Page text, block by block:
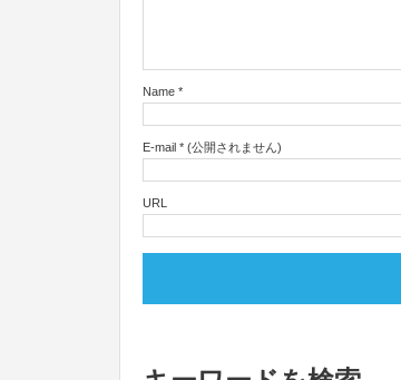
Name *
E-mail * (公開されません)
URL